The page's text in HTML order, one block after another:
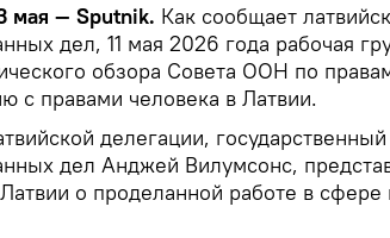
мая — Sputnik. Как сообщает
дел, 11 мая 2026 года рабочая
обзора Совета ООН по
с правами человека в Латвии.
делегации,
дел Анджей Вилумсонс,
о проделанной работе в сфере